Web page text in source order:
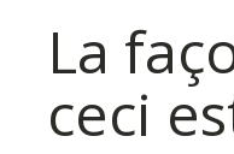
La
ceci